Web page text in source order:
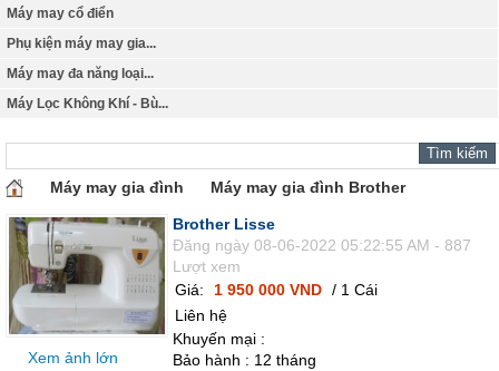
Máy may cổ điển
Phụ kiện máy may gia...
Máy may đa năng loại...
Máy Lọc Không Khí - Bù...
Máy may gia đình Máy may gia đình Brother
Xem ảnh lớn
Brother Lisse
Đăng ngày 08-06-2022 05:22:55 AM - 887
Lượt xem
Giá:
1 950 000 VND / 1 Cái
Liên hệ
Khuyến mại :
Bảo hành : 12 tháng